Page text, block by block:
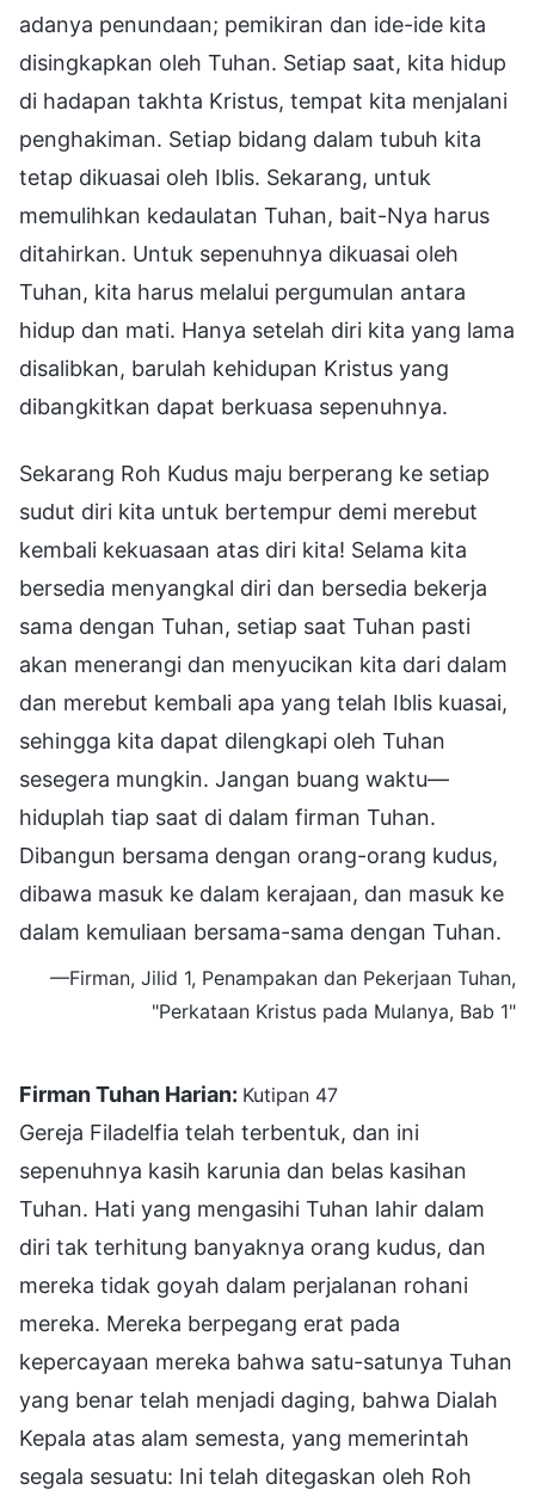
adanya penundaan; pemikiran dan ide-ide kita
disingkapkan oleh Tuhan. Setiap saat, kita hidup
di hadapan takhta Kristus, tempat kita menjalani
penghakiman. Setiap bidang dalam tubuh kita
tetap dikuasai oleh Iblis. Sekarang, untuk
memulihkan kedaulatan Tuhan, bait-Nya harus
ditahirkan. Untuk sepenuhnya dikuasai oleh
Tuhan, kita harus melalui pergumulan antara
hidup dan mati. Hanya setelah diri kita yang lama
disalibkan, barulah kehidupan Kristus yang
dibangkitkan dapat berkuasa sepenuhnya.
Sekarang Roh Kudus maju berperang ke setiap
sudut diri kita untuk bertempur demi merebut
kembali kekuasaan atas diri kita! Selama kita
bersedia menyangkal diri dan bersedia bekerja
sama dengan Tuhan, setiap saat Tuhan pasti
akan menerangi dan menyucikan kita dari dalam
dan merebut kembali apa yang telah Iblis kuasai,
sehingga kita dapat dilengkapi oleh Tuhan
sesegera mungkin. Jangan buang waktu—
hiduplah tiap saat di dalam firman Tuhan.
Dibangun bersama dengan orang-orang kudus,
dibawa masuk ke dalam kerajaan, dan masuk ke
dalam kemuliaan bersama-sama dengan Tuhan.
—Firman, Jilid 1, Penampakan dan Pekerjaan Tuhan,
"Perkataan Kristus pada Mulanya, Bab 1"
Firman Tuhan Harian: Kutipan 47
Gereja Filadelfia telah terbentuk, dan ini
sepenuhnya kasih karunia dan belas kasihan
Tuhan. Hati yang mengasihi Tuhan lahir dalam
diri tak terhitung banyaknya orang kudus, dan
mereka tidak goyah dalam perjalanan rohani
mereka. Mereka berpegang erat pada
kepercayaan mereka bahwa satu-satunya Tuhan
yang benar telah menjadi daging, bahwa Dialah
Kepala atas alam semesta, yang memerintah
segala sesuatu: Ini telah ditegaskan oleh Roh